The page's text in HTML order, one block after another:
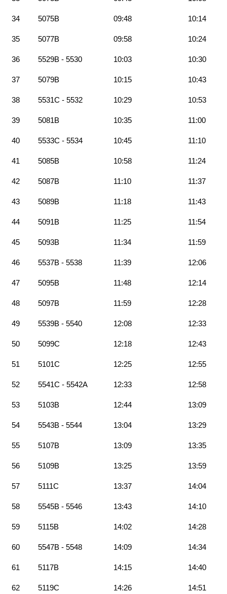
34 5075B 09:48 10:14
35 5077B 09:58 10:24
36 5529B - 5530 10:03 10:30
37 5079B 10:15 10:43
38 5531C - 5532 10:29 10:53
39 5081B 10:35 11:00
40 5533C - 5534 10:45 11:10
41 5085B 10:58 11:24
42 5087B 11:10 11:37
43 5089B 11:18 11:43
44 5091B 11:25 11:54
45 5093B 11:34 11:59
46 5537B - 5538 11:39 12:06
47 5095B 11:48 12:14
48 5097B 11:59 12:28
49 5539B - 5540 12:08 12:33
50 5099C 12:18 12:43
51 5101C 12:25 12:55
52 5541C - 5542A 12:33 12:58
53 5103B 12:44 13:09
54 5543B - 5544 13:04 13:29
55 5107B 13:09 13:35
56 5109B 13:25 13:59
57 5111C 13:37 14:04
58 5545B - 5546 13:43 14:10
59 5115B 14:02 14:28
60 5547B - 5548 14:09 14:34
61 5117B 14:15 14:40
62 5119C 14:26 14:51